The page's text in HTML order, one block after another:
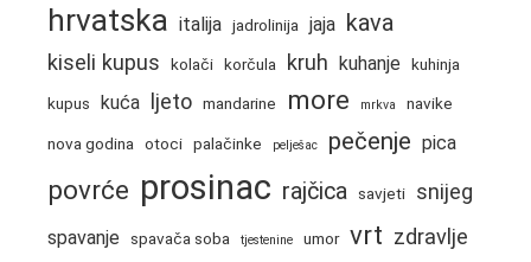
hrvatska italija jadrolinija jaja kava
kiseli kupus kolači korčula kruh kuhanje kuhinja
kupus kuća ljeto mandarine more mrkva navike
nova godina otoci palačinke pelješac pečenje pica
povrće prosinac rajčica savjeti snijeg
spavanje spavača soba tjestenine umor vrt zdravlje